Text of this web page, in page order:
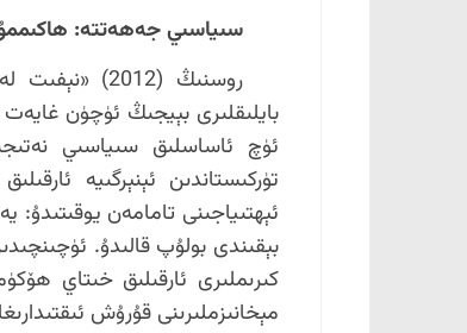
سىياسىي جەھەتتە:
روسنىڭ (2012)
بايلىقلىرى بېيجىڭ ئۈچۈن
ئۈچ ئاساسلىق سىياسىي
تۈركىستاندىن ئېنېرگىيە
ئېھتىياجىنى تامامەن يوقىتىدۇ:
بېقىندى بولۇپ قالىدۇ.
كىرىملىرى ئارقىلىق خىتاي
مېخانىزملىرىنى قۇرۇش